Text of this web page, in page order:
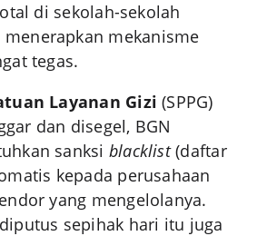
di sekolah-sekolah
mekanisme
tegas.
Layanan Gizi (SPPG)
dan disegel, BGN
sanksi blacklist(daftar
kepada perusahaan
yang mengelolanya.
sepihak hari itu juga